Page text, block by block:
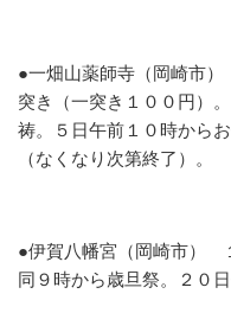
●一畑山薬師寺（岡崎市）
突き（一突き１００円）
祷。５日午前１０時から
（なくなり次第終了）。
●伊賀八幡宮（岡崎市）
同９時から歳旦祭。２０